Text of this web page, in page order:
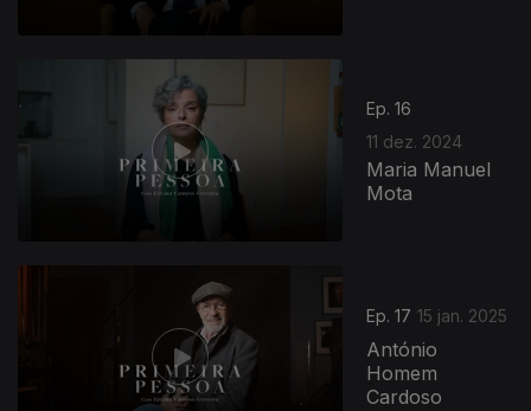
Ep. 16
11 dez. 2024
Maria Manuel
Mota
Ep. 17 15 jan. 2025
António
Homem
Cardoso